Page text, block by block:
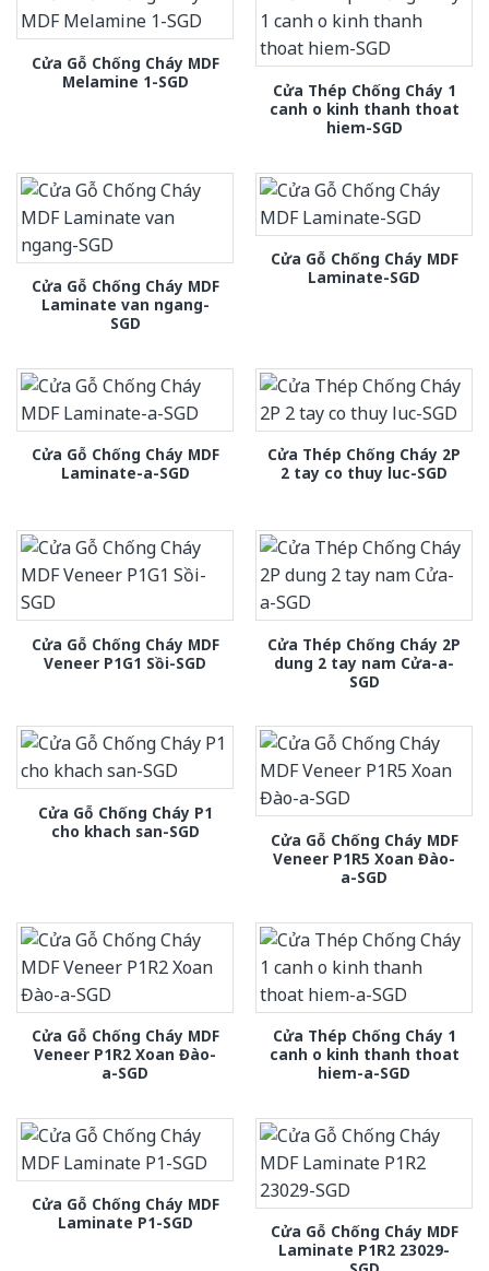
Cửa Gỗ Chống Cháy MDF
Melamine 1-SGD
Cửa Thép Chống Cháy 1
canh o kinh thanh thoat
hiem-SGD
Cửa Gỗ Chống Cháy MDF
Laminate van ngang-
SGD
Cửa Gỗ Chống Cháy MDF
Laminate-SGD
Cửa Gỗ Chống Cháy MDF
Laminate-a-SGD
Cửa Thép Chống Cháy 2P
2 tay co thuy luc-SGD
Cửa Gỗ Chống Cháy MDF
Veneer P1G1 Sồi-SGD
Cửa Thép Chống Cháy 2P
dung 2 tay nam Cửa-a-
SGD
Cửa Gỗ Chống Cháy P1
cho khach san-SGD
Cửa Gỗ Chống Cháy MDF
Veneer P1R5 Xoan Đào-
a-SGD
Cửa Gỗ Chống Cháy MDF
Veneer P1R2 Xoan Đào-
a-SGD
Cửa Thép Chống Cháy 1
canh o kinh thanh thoat
hiem-a-SGD
Cửa Gỗ Chống Cháy MDF
Laminate P1-SGD
Cửa Gỗ Chống Cháy MDF
Laminate P1R2 23029-